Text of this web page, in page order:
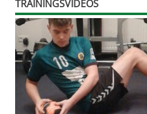
TRAININGSVIDEOS